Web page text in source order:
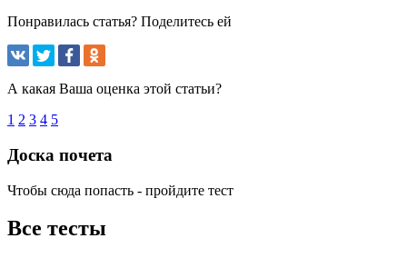
Понравилась статья? Поделитесь ей
А какая Ваша оценка этой статьи?
1 2 3 4 5
Доска почета
Чтобы сюда попасть - пройдите тест
Все тесты